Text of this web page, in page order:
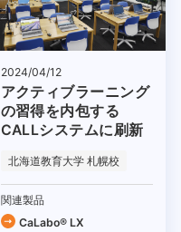
2024/04/12
アクティブラーニング
の習得を内包する
CALLシステムに刷新
北海道教育大学 札幌校
関連製品
CaLabo® LX